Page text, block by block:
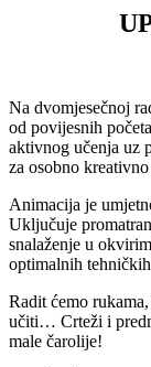
Na dvomjesečnoj
od povijesnih
aktivnog učenja uz
za osobno
Animacija je
Uključuje
snalaženje u
optimalnih
Radit ćemo
učiti… Crteži i
male čarolije!